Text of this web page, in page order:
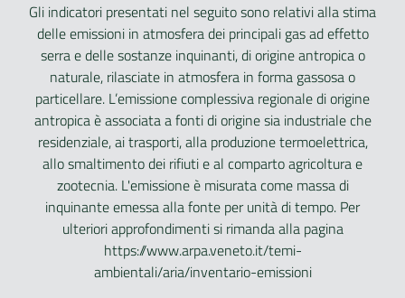
Gli indicatori presentati nel seguito sono relativi alla stima
delle emissioni in atmosfera dei principali gas ad effetto
serra e delle sostanze inquinanti, di origine antropica o
naturale, rilasciate in atmosfera in forma gassosa o
particellare. L’emissione complessiva regionale di origine
antropica è associata a fonti di origine sia industriale che
residenziale, ai trasporti, alla produzione termoelettrica,
allo smaltimento dei rifiuti e al comparto agricoltura e
zootecnia. L'emissione è misurata come massa di
inquinante emessa alla fonte per unità di tempo. Per
ulteriori approfondimenti si rimanda alla pagina
https://www.arpa.veneto.it/temi-
ambientali/aria/inventario-emissioni